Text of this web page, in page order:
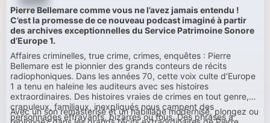
Pierre Bellemare comme vous ne l’avez jamais entendu !
C’est la promesse de ce nouveau podcast imaginé à partir
des archives exceptionnelles du Service Patrimoine Sonore
d’Europe 1.
Affaires criminelles, true crime, crimes, enquêtes : Pierre
Bellemare est le pionnier des grands conteurs de récits
radiophoniques. Dans les années 70, cette voix culte d’Europe
1 a tenu en haleine les auditeurs avec ses histoires
extraordinaires. Des histoires vraies de crimes en tout genre,
crapuleux, familiaux, inexpliqués nous campent des
personnages effrayants, bizarres ou fous. Des phrases à
Avec un son remasterisé et un habillage modernisé, plongez ou